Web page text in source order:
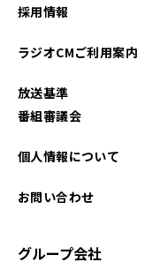
採用情報
ラジオCMご利用案内
放送基準
番組審議会
個人情報について
お問い合わせ
グループ会社